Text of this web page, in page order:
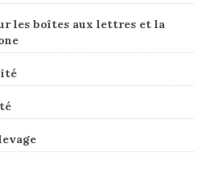
les boîtes aux lettres et la